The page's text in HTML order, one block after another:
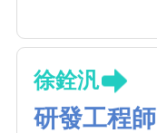
徐銓汎
研發工程師